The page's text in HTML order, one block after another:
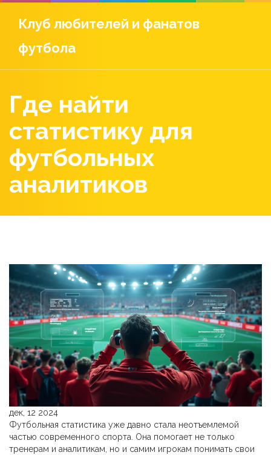
Клуб любителей и фанатов
футбола
Где найти
статистику для
футбольных
аналитиков
дек, 12 2024
Футбольная статистика уже давно стала неотъемлемой
частью современного спорта. Она помогает не только
тренерам и аналитикам, но и самим игрокам понимать свои